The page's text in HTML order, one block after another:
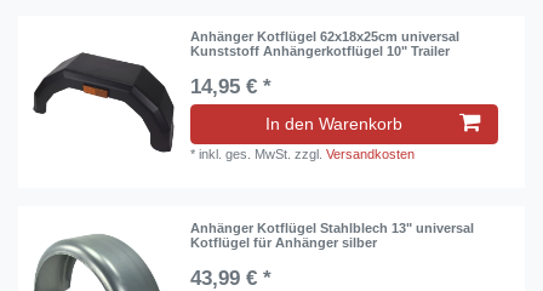
Anhänger Kotflügel 62x18x25cm universal
Kunststoff Anhängerkotflügel 10" Trailer
14,95 € *
In den Warenkorb
*inkl. ges. MwSt. zzgl.Versandkosten
Anhänger Kotflügel Stahlblech 13" universal
Kotflügel für Anhänger silber
43,99 € *